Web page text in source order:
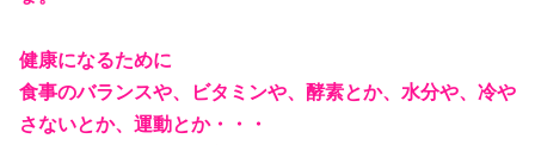
健康になるために
食事のバランスや、ビタミンや、酵素とか、水分や、冷や
さないとか、運動とか・・・